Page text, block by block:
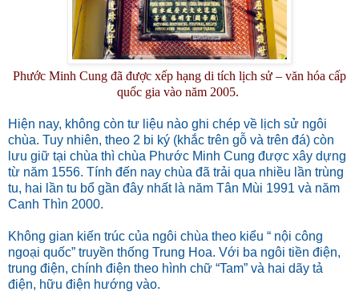
Phước Minh Cung đã được xếp hạng di tích lịch sử – văn hóa cấp
quốc gia vào năm 2005.
Hiện nay, không còn tư liệu nào ghi chép về lịch sử ngôi
chùa. Tuy nhiên, theo 2 bi ký (khắc trên gỗ và trên đá) còn
lưu giữ tại chùa thì chùa Phước Minh Cung được xây dựng
từ năm 1556. Tính đến nay chùa đã trải qua nhiều lần trùng
tu, hai lần tu bổ gần đây nhất là năm Tân Mùi 1991 và năm
Canh Thìn 2000.
Không gian kiến trúc của ngôi chùa theo kiểu “ nội công
ngoại quốc” truyền thống Trung Hoa. Với ba ngôi tiền điện,
trung điện, chính điện theo hình chữ “Tam” và hai dãy tả
điện, hữu điện hướng vào.